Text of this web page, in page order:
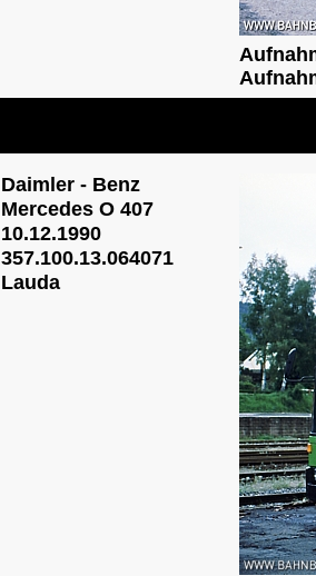
Daimler - Benz
Mercedes O 407
10.12.1990
357.100.13.064071
Lauda